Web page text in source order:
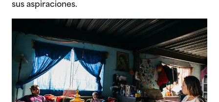
sus aspiraciones.